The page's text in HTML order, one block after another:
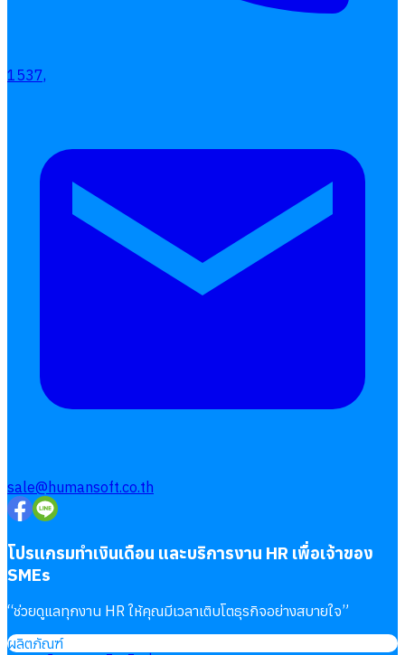
1537,
sale@humansoft.co.th
โปรแกรมทำเงินเดือน และบริการงาน HR เพื่อเจ้าของ
SMEs
“ช่วยดูแลทุกงาน HR ให้คุณมีเวลาเติบโตธุรกิจอย่างสบายใจ”
ผลิตภัณฑ์